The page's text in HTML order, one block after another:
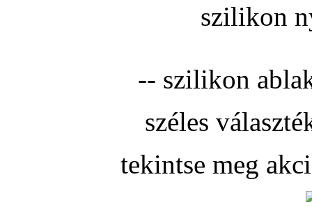
szilikon
-- szilikon
széles
tekintse meg